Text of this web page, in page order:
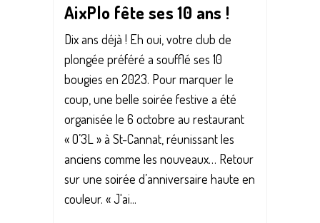
AixPlo fête ses 10 ans !
Dix ans déjà ! Eh oui, votre club de
plongée préféré a soufflé ses 10
bougies en 2023. Pour marquer le
coup, une belle soirée festive a été
organisée le 6 octobre au restaurant
« O’3L » à St-Cannat, réunissant les
anciens comme les nouveaux… Retour
sur une soirée d’anniversaire haute en
couleur. « J'ai...